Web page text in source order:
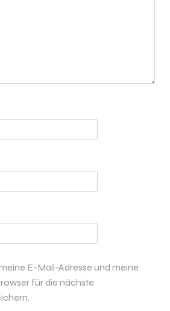
E-Mail-Adresse und meine
für die nächste